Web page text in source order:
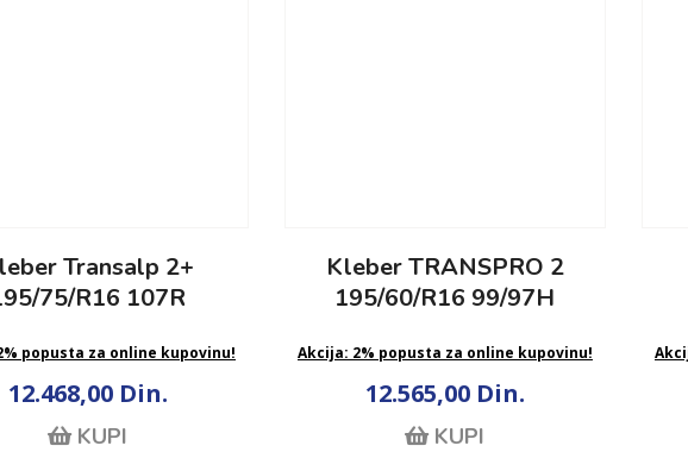
Transalp 2+
75/R16 107R
popusta za online kupovinu!
12.468,00 Din.
KUPI
Kleber TRANSPRO 2
195/60/R16 99/97H
Akcija: 2% popusta za online kupovinu!
12.565,00 Din.
KUPI